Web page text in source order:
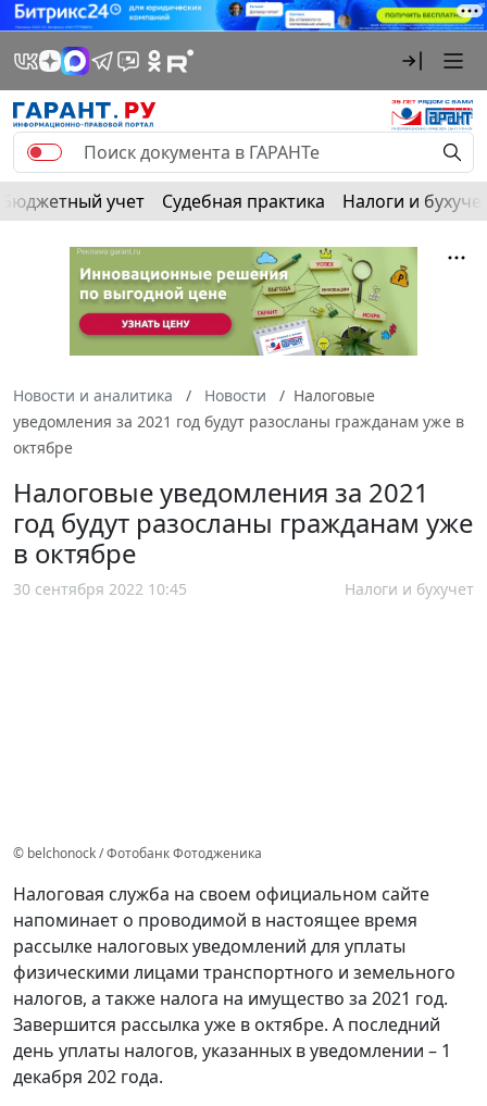
Бюджетный учет Судебная практика Налоги и
Новости и аналитика Новости
Налоговые
уведомления за 2021 год будут разосланы гражданам уже в
октябре
Налоговые уведомления за 2021
год будут разосланы гражданам уже
в октябре
30 сентября 2022 10:45 Налоги и бухучет
© belchonock / Фотобанк Фотодженика
Налоговая служба на своем официальном сайте
напоминает о проводимой в настоящее время
рассылке налоговых уведомлений для уплаты
физическими лицами транспортного и земельного
налогов, а также налога на имущество за 2021 год.
Завершится рассылка уже в октябре. А последний
день уплаты налогов, указанных в уведомлении – 1
декабря 202 года.